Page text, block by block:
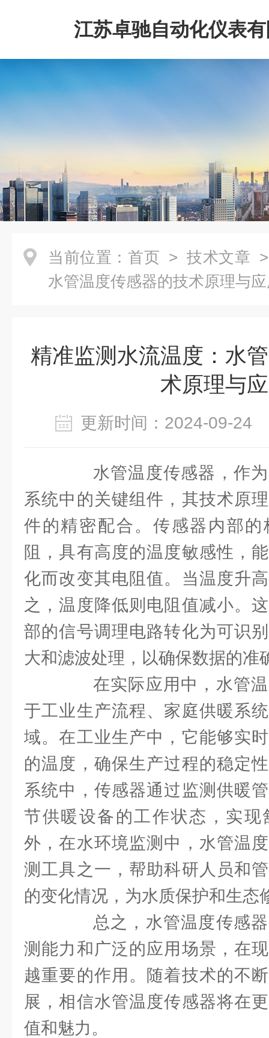
江苏卓驰自动化仪表
当前位置： 首页 > 技术文章
水管温度传感器的技术原理与
精准监测水流温度：水
术原理与
更新时间：2024-09-
水管温度传感器，作为
系统中的关键组件，其技术原
件的精密配合。传感器内部
阻，具有高度的温度敏感性，
化而改变其电阻值。当温度升
之，温度降低则电阻值减小。
部的信号调理电路转化为可识
大和滤波处理，以确保数据的准
在实际应用中，水管温
于工业生产流程、家庭供暖系
域。在工业生产中，它能够实
的温度，确保生产过程的稳定
系统中，传感器通过监测供暖
节供暖设备的工作状态，实现
外，在水环境监测中，水管温
测工具之一，帮助科研人员和
的变化情况，为水质保护和生态
总之，水管温度传感器
测能力和广泛的应用场景，在
越重要的作用。随着技术的不
展，相信水管温度传感器将在
值和魅力。